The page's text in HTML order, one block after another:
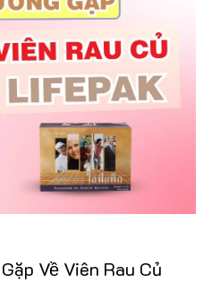
Về Viên Rau Củ